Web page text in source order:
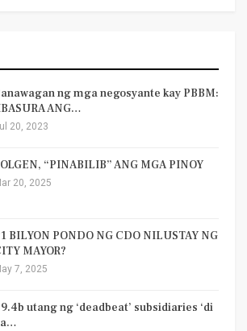
ng mga negosyante kay PBBM:
ANG…
20, 2023
“PINABILIB” ANG MGA PINOY
20, 2025
BILYON PONDO NG CDO NILUSTAY NG
MAYOR?
7, 2025
utang ng ‘deadbeat’ subsidiaries ‘di